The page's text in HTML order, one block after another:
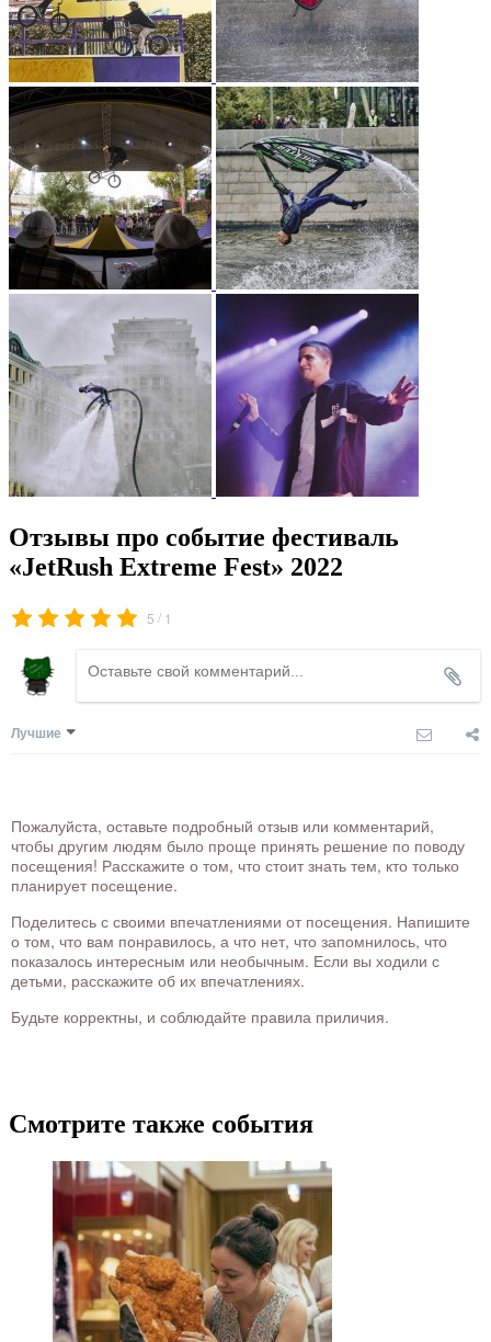
Отзывы про событие фестиваль
«JetRush Extreme Fest» 2022
5 / 1
Лучшие
Пожалуйста, оставьте подробный отзыв или комментарий,
чтобы другим людям было проще принять решение по поводу
посещения! Расскажите о том, что стоит знать тем, кто только
планирует посещение.
Поделитесь с своими впечатлениями от посещения. Напишите
о том, что вам понравилось, а что нет, что запомнилось, что
показалось интересным или необычным. Если вы ходили с
детьми, расскажите об их впечатлениях.
Будьте корректны, и соблюдайте правила приличия.
Смотрите также события